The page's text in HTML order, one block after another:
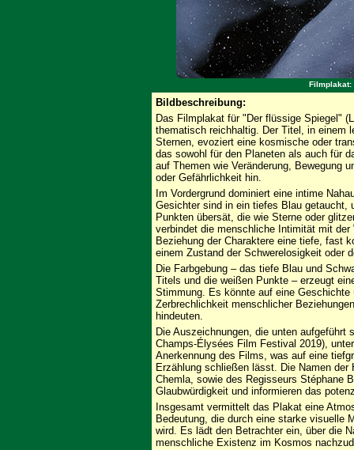
Filmplakat:
Bildbeschreibung:
Das Filmplakat für "Der flüssige Spiegel"
thematisch reichhaltig. Der Titel, in einem
Sternen, evoziert eine kosmische oder
das sowohl für den Planeten als auch für
auf Themen wie Veränderung, Bewegung
oder Gefährlichkeit hin.
Im Vordergrund dominiert eine intime
Gesichter sind in ein tiefes Blau getaucht,
Punkten übersät, die wie Sterne oder
verbindet die menschliche Intimität mit
Beziehung der Charaktere eine tiefe, fast
einem Zustand der Schwerelosigkeit oder
Die Farbgebung – das tiefe Blau und
Titels und die weißen Punkte – erzeugt
Stimmung. Es könnte auf eine Geschichte
Zerbrechlichkeit menschlicher
hindeuten.
Die Auszeichnungen, die unten aufgeführt
Champs-Élysées Film Festival 2019),
Anerkennung des Films, was auf eine
Erzählung schließen lässt. Die Namen
Chemla, sowie des Regisseurs Stéphane
Glaubwürdigkeit und informieren das
Insgesamt vermittelt das Plakat eine
Bedeutung, die durch eine starke visuelle
wird. Es lädt den Betrachter ein, über die
menschliche Existenz im Kosmos